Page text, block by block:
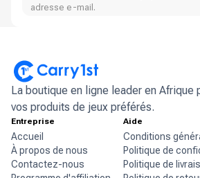
adresse e-mail.
La boutique en ligne leader en Afrique
vos produits de jeux préférés.
Entreprise
Accueil
À propos de nous
Contactez-nous
Aide
Conditions
Politique de
Politique de